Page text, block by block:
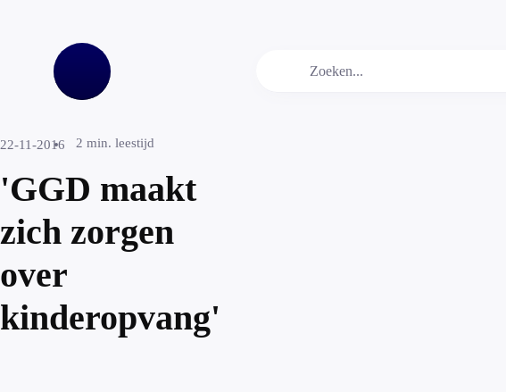
22-11-2016 2 min. leestijd
'GGD maakt
zich zorgen
over
kinderopvang'